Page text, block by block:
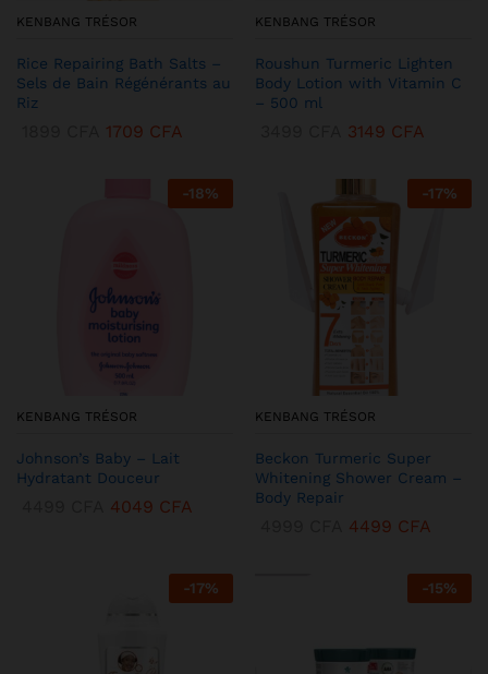
KENBANG TRÉSOR
Rice Repairing Bath Salts –
Sels de Bain Régénérants au
Riz
1709 CFA
KENBANG TRÉSOR
Roushun Turmeric Lighten
Body Lotion with Vitamin C
– 500 ml
3149 CFA
-18%
KENBANG TRÉSOR
Johnson’s Baby – Lait
Hydratant Douceur
4049 CFA
-17%
KENBANG TRÉSOR
Beckon Turmeric Super
Whitening Shower Cream –
Body Repair
4499 CFA
-17% -15%